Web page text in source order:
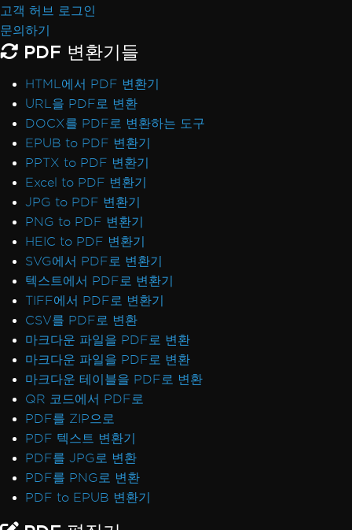
고객 허브 로그인
문의하기
PDF 변환기들
HTML에서 PDF 변환기
URL을 PDF로 변환
DOCX를 PDF로 변환하는 도구
EPUB to PDF 변환기
PPTX to PDF 변환기
Excel to PDF 변환기
JPG to PDF 변환기
PNG to PDF 변환기
HEIC to PDF 변환기
SVG에서 PDF로 변환기
텍스트에서 PDF로 변환기
TIFF에서 PDF로 변환기
CSV를 PDF로 변환
마크다운 파일을 PDF로 변환
마크다운 파일을 PDF로 변환
마크다운 테이블을 PDF로 변환
QR 코드에서 PDF로
PDF를 ZIP으로
PDF 텍스트 변환기
PDF를 JPG로 변환
PDF를 PNG로 변환
PDF to EPUB 변환기